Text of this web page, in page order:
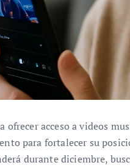
ofrecer acceso a videos
para fortalecer su
durante diciembre,